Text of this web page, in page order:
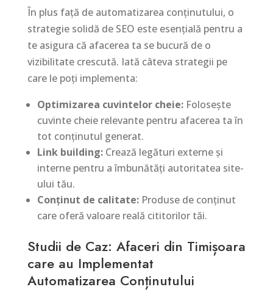
În plus față de automatizarea conținutului, o
strategie solidă de SEO este esențială pentru a
te asigura că afacerea ta se bucură de o
vizibilitate crescută. Iată câteva strategii pe
care le poți implementa:
Optimizarea cuvintelor cheie:Folosește
cuvinte cheie relevante pentru afacerea ta în
tot conținutul generat.
Link building:Crează legături externe și
interne pentru a îmbunătăți autoritatea site-
ului tău.
Conținut de calitate:Produse de conținut
care oferă valoare reală cititorilor tăi.
Studii de Caz: Afaceri din Timișoara
care au Implementat
Automatizarea Conținutului